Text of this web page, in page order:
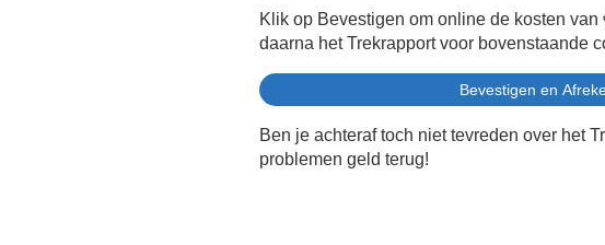
Klik op Bevestigen om online de kosten van
daarna het Trekrapport voor bovenstaande
Ben je achteraf toch niet tevreden over het
problemen geld terug!